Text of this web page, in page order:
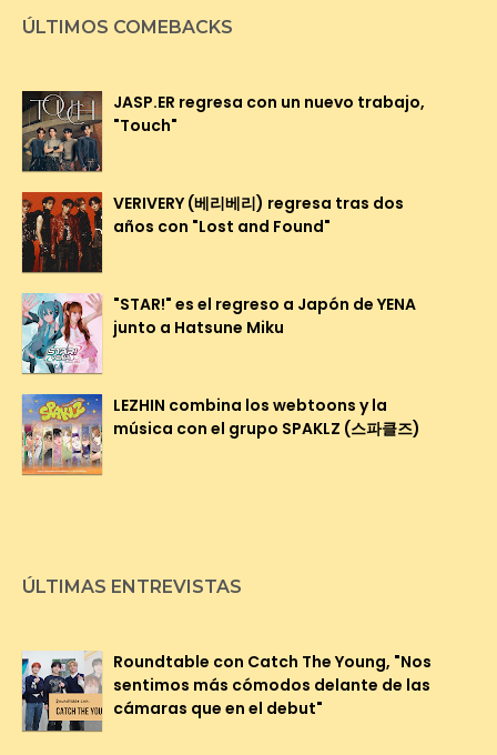
ÚLTIMOS COMEBACKS
JASP.ER regresa con un nuevo trabajo,
"Touch"
VERIVERY (베리베리) regresa tras dos
años con "Lost and Found"
"STAR!" es el regreso a Japón de YENA
junto a Hatsune Miku
LEZHIN combina los webtoons y la
música con el grupo SPAKLZ (스파클즈)
ÚLTIMAS ENTREVISTAS
Roundtable con Catch The Young, "Nos
sentimos más cómodos delante de las
cámaras que en el debut"